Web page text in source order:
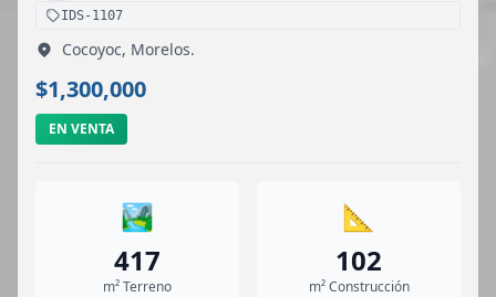
IDS-1107
Cocoyoc, Morelos.
$1,300,000
EN VENTA
🏞️
417
m² Terreno
📐
102
m² Construcción